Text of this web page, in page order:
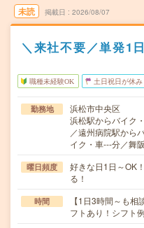
未読 掲載日 2026/08/07
＼来社不要／単発1
職種未経験OK 土日祝日が休み
勤務地
浜松市中央区
浜松駅からバイク
／遠州病院駅から
イク・車---分／舞
曜日頻度
好きな日1日～OK
る！
時間
【1日3時間～も
フトあり！シフ